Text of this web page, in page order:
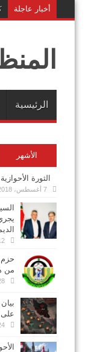
أخبار عاجلة
الرئيسية
الأشهر
الثورة
7 أغسطس، 2018
12
حزم
من
28
على
24